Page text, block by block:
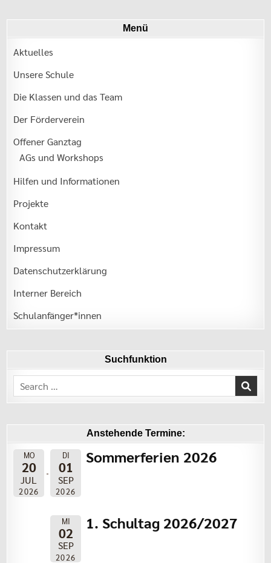
Menü
Aktuelles
Unsere Schule
Die Klassen und das Team
Der Förderverein
Offener Ganztag
AGs und Workshops
Hilfen und Informationen
Projekte
Kontakt
Impressum
Datenschutzerklärung
Interner Bereich
Schulanfänger*innen
Suchfunktion
Search
for:
Anstehende Termine:
MO
20
JUL
2026
DI
01
SEP
2026
Sommerferien 2026
MI
02
SEP
2026
1. Schultag 2026/2027